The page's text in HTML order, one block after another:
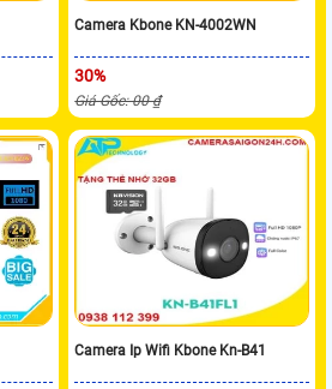
Camera Kbone KN-4002WN
30%
Giá Gốc: 00 ₫
Camera Ip Wifi Kbone Kn-B41